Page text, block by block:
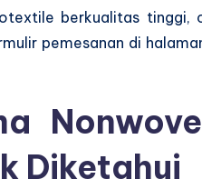
berkualitas tinggi,
pemesanan di
Diketahui